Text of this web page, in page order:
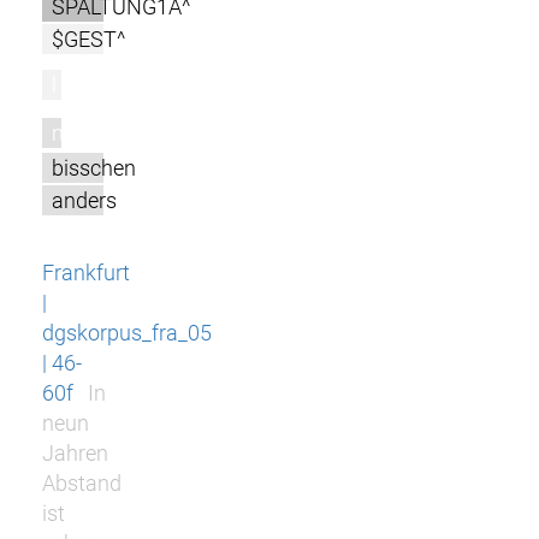
SPALTUNG1A^
$GEST^
m
bisschen
anders
Frankfurt
|
dgskorpus_fra_05
| 46-
60f
In
neun
Jahren
Abstand
ist